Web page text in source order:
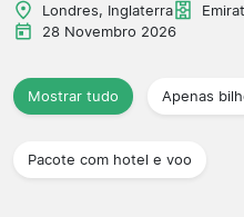
Londres, Inglaterra
28 Novembro 2026
Mostrar tudo Apenas
Pacote com hotel e voo